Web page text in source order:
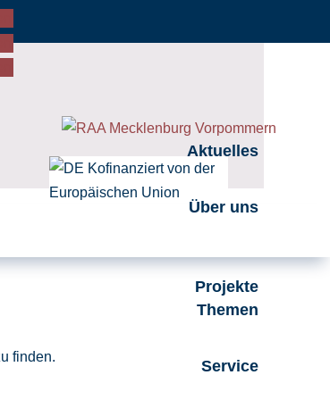
Aktuelles
Über uns
Projekte
Themen
Service
finden.